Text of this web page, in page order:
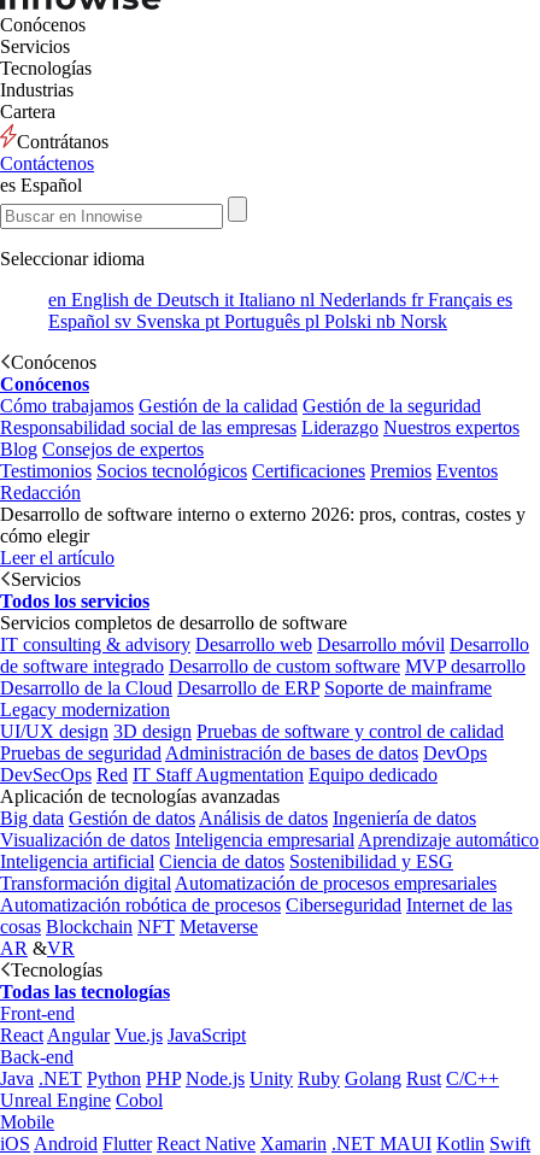
Conócenos
Servicios
Tecnologías
Industrias
Cartera
Contrátanos
Contáctenos
es Español
Seleccionar idioma
en English de Deutsch it Italiano nl Nederlands frFrançais es
Español sv Svenska pt Português pl Polski nb Norsk
Conócenos
Conócenos
Cómo trabajamos Gestión de la calidad Gestión de la seguridad
Responsabilidad social de las empresas Liderazgo Nuestros expertos
Blog Consejos de expertos
Testimonios Socios tecnológicos Certificaciones Premios Eventos
Redacción
Desarrollo de software interno o externo 2026: pros, contras, costes y
cómo elegir
Leer el artículo
Servicios
Todos los servicios
Servicios completos de desarrollo de software
IT consulting & advisory Desarrollo web Desarrollo móvil Desarrollo
de software integrado Desarrollo de custom software MVP desarrollo
Desarrollo de la Cloud Desarrollo de ERP Soporte de mainframe
Legacy modernization
UI/UX design 3D design Pruebas de software y control de calidad
Pruebas de seguridad Administración de bases de datos DevOps
DevSecOps Red IT Staff Augmentation Equipo dedicado
Aplicación de tecnologías avanzadas
Big data Gestión de datos Análisis de datos Ingeniería de datos
Visualización de datos Inteligencia empresarial Aprendizaje automático
Inteligencia artificial Ciencia de datos Sostenibilidad y ESG
Transformación digital Automatización de procesos empresariales
Automatización robótica de procesos Ciberseguridad Internet de las
cosas Blockchain NFT Metaverse
AR &VR
Tecnologías
Todas las tecnologías
Front-end
React Angular Vue.js JavaScript
Back-end
Java .NET Python PHP Node.js Unity Ruby Golang Rust C/C++
Unreal Engine Cobol
Mobile
iOS Android Flutter React Native Xamarin .NET MAUI Kotlin Swift